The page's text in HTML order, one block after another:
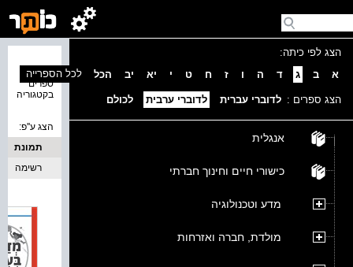
הצג לפי כיתה:
א
ב ג ד ה ו ז ח ט י יא יב הכל
הצג ספרים : לדוברי עברית לדוברי ערבית לכולם
אנגלית
כישורי חיים וחינוך חברתי
מדע וטכנולוגיה
מולדת, חברה ואזרחות
ספרים
בקטגוריה
לכל הספרייה
הצג ע''פ:
תמונת
כריכה
רשימה